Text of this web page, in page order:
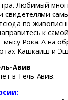
Любимый
свидетелями
по
к
мысу Рока. А на
Кашкаиш и
Авив
в Тель-Авив.